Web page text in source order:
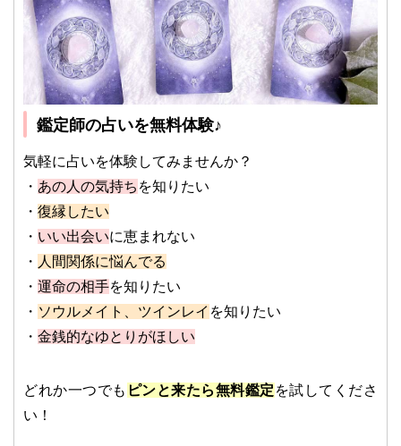
鑑定師の占いを無料体験♪
気軽に占いを体験してみませんか？
・ あの人の気持ち を知りたい
・ 復縁したい
・ いい出会いに恵まれない
・ 人間関係に悩んでる
・ 運命の相手を知りたい
・ ソウルメイト、ツインレイ を知りたい
・ 金銭的なゆとりがほしい
どれか一つでも ピンと来たら無料鑑定 を試してくださ
い！